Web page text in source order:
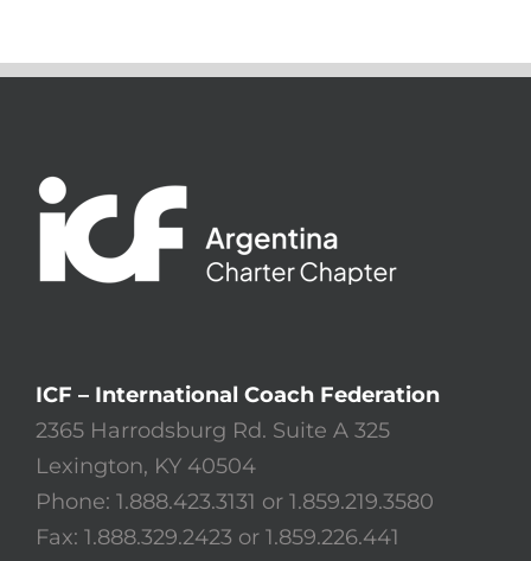
ICF – International Coach Federation
2365 Harrodsburg Rd. Suite A 325
Lexington, KY 40504
Phone: 1.888.423.3131 or 1.859.219.3580
Fax: 1.888.329.2423 or 1.859.226.441